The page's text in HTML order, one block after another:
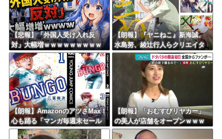
Powered by livedoor 相互RSS
【悲報】「外国人受け入れ反
対」大幅増ｗｗｗｗｗｗｗｗｗ
ｗｗｗｗｗｗｗｗｗ
【朗報】『ヤニねこ』新海誠、
水島努、綾辻行人らクリエイタ
ーが絶賛ｗｗｗｗｗｗｗｗｗ
【朗報】AmazonのアツさMax！
心も踊る「マンガ毎週末セール
（50%還元）」2日目襲来！
【朗報】「おむすびリヤカー」
の美人が店舗をオープンｗｗｗ
ｗｗｗｗｗｗｗｗｗ